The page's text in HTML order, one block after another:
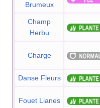
Brumeux
Champ
Herbu
Charge
Danse Fleurs
Fouet Lianes